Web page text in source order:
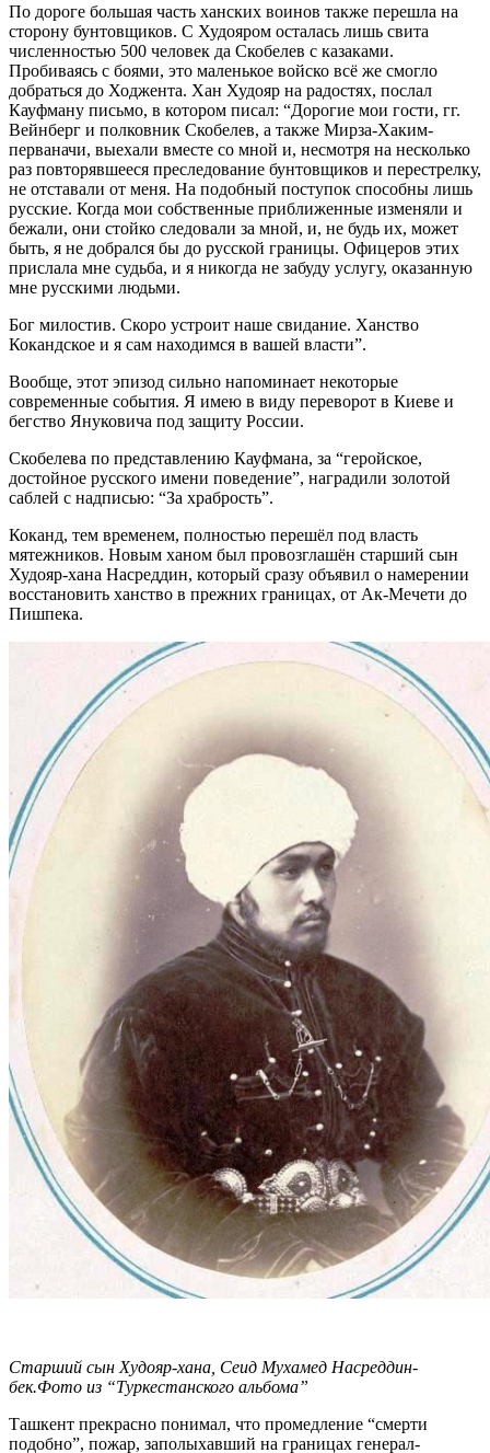
По дороге большая часть ханских воинов также перешла на
сторону бунтовщиков. С Худояром осталась лишь свита
численностью 500 человек да Скобелев с казаками.
Пробиваясь с боями, это маленькое войско всё же смогло
добраться до Ходжента. Хан Худояр на радостях, послал
Кауфману письмо, в котором писал: “Дорогие мои гости, гг.
Вейнберг и полковник Скобелев, а также Мирза-Хаким-
перваначи, выехали вместе со мной и, несмотря на несколько
раз повторявшееся преследование бунтовщиков и перестрелку,
не отставали от меня. На подобный поступок способны лишь
русские. Когда мои собственные приближенные изменяли и
бежали, они стойко следовали за мной, и, не будь их, может
быть, я не добрался бы до русской границы. Офицеров этих
прислала мне судьба, и я никогда не забуду услугу, оказанную
мне русскими людьми.
Бог милостив. Скоро устроит наше свидание. Ханство
Кокандское и я сам находимся в вашей власти”.
Вообще, этот эпизод сильно напоминает некоторые
современные события. Я имею в виду переворот в Киеве и
бегство Януковича под защиту России.
Скобелева по представлению Кауфмана, за “геройское,
достойное русского имени поведение”, наградили золотой
саблей с надписью: “За храбрость”.
Коканд, тем временем, полностью перешёл под власть
мятежников. Новым ханом был провозглашён cтарший сын
Худояр-хана Насреддин, который сразу объявил о намерении
восстановить ханство в прежних границах, от Ак-Мечети до
Пишпека.
Старший сын Худояр-хана, Сеид Мухамед Насреддин-
бек.Фото из “Туркестанского альбома”
Ташкент прекрасно понимал, что промедление “смерти
подобно”, пожар, заполыхавший на границах генерал-